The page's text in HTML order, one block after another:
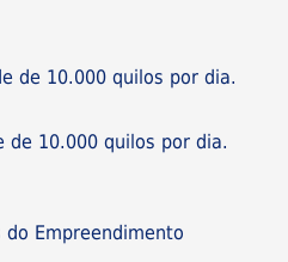
de 10.000 quilos por dia.
de 10.000 quilos por dia.
Empreendimento